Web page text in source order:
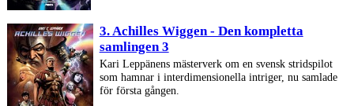
3. Achilles Wiggen - Den kompletta
samlingen 3
Kari Leppänens mästerverk om en svensk stridspilot
som hamnar i interdimensionella intriger, nu samlade
för första gången.